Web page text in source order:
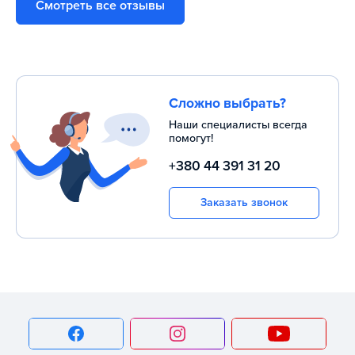
Полуперепончатые мышца бедра;
Положительный результат будет достигнут в том случае,
когда занятия происходят правильно. Кроме того,
тренировки должны быть регулярными: обычно 3-4 раза
в неделю.
Как делать упражнение?
Для начала необходимо отрегулировать сам тренажер
будет оптимизирован под фигуру спортсмена, можно
приступить к процессу тренировки.
Смотреть все отзывы
Сложно выбрать?
Наши специалисты всегда
помогут!
+380 44 391 31 20
Заказать звонок